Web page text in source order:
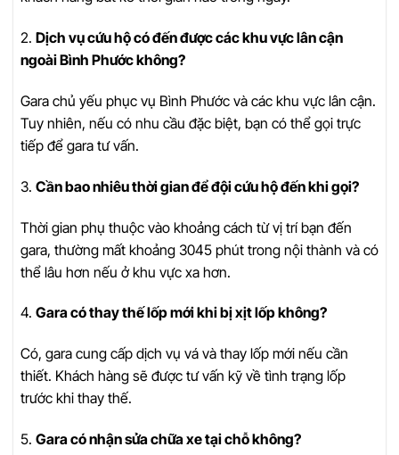
2. Dịch vụ cứu hộ có đến được các khu vực lân cận
ngoài Bình Phước không?
Gara chủ yếu phục vụ Bình Phước và các khu vực lân cận.
Tuy nhiên, nếu có nhu cầu đặc biệt, bạn có thể gọi trực
tiếp để gara tư vấn.
3. Cần bao nhiêu thời gian để đội cứu hộ đến khi gọi?
Thời gian phụ thuộc vào khoảng cách từ vị trí bạn đến
gara, thường mất khoảng 3045 phút trong nội thành và có
thể lâu hơn nếu ở khu vực xa hơn.
4. Gara có thay thế lốp mới khi bị xịt lốp không?
Có, gara cung cấp dịch vụ vá và thay lốp mới nếu cần
thiết. Khách hàng sẽ được tư vấn kỹ về tình trạng lốp
trước khi thay thế.
5. Gara có nhận sửa chữa xe tại chỗ không?